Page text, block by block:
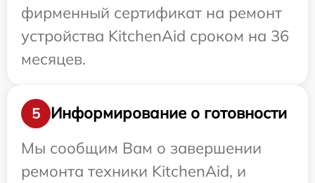
фирменный сертификат на ремонт
устройства KitchenAid сроком на 36
месяцев.
5
Информирование о готовности
Мы сообщим Вам о завершении
ремонта техники KitchenAid, и